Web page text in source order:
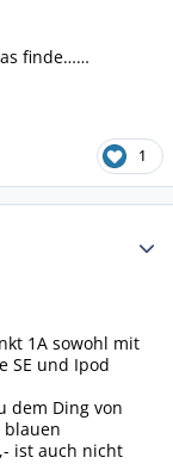
finde……
1
1A sowohl mit
SE und Ipod
dem Ding von
blauen
ist auch nicht